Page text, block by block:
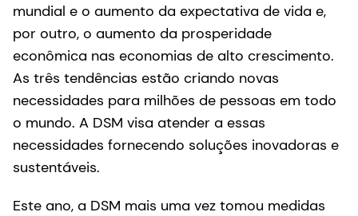
mundial e o aumento da expectativa de vida e,
por outro, o aumento da prosperidade
econômica nas economias de alto crescimento.
As três tendências estão criando novas
necessidades para milhões de pessoas em todo
o mundo. A DSM visa atender a essas
necessidades fornecendo soluções inovadoras e
sustentáveis.
Este ano, a DSM mais uma vez tomou medidas